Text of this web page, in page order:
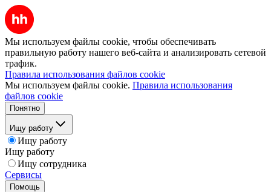
Мы используем файлы cookie, чтобы обеспечивать
правильную работу нашего веб-сайта и анализировать сетевой
трафик.
Правила использования файлов cookie
Мы используем файлы cookie. Правила использования
файлов cookie
Понятно
Ищу работу
Ищу работу
Ищу работу
Ищу сотрудника
Сервисы
Помощь